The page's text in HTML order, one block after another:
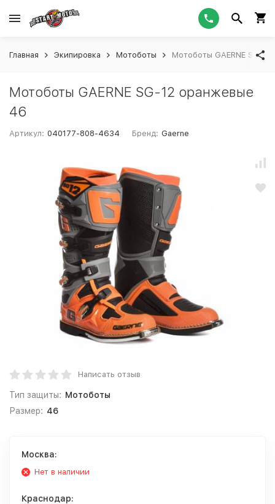
Главная Экипировка Мотоботы Мотоботы GAERNE SG-
Мотоботы GAERNE SG-12 оранжевые
46
Артикул: 040177-808-4634 Бренд: Gaerne
Написать отзыв
Тип защиты: Мотоботы
Размер: 46
Москва:
Нет в наличии
Краснодар: